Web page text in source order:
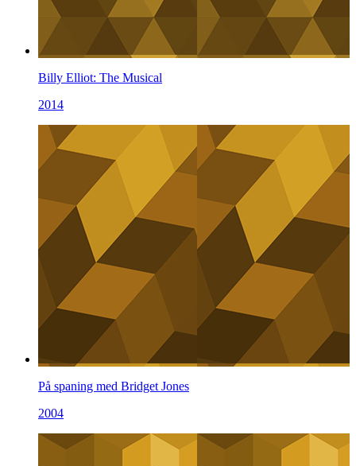
Billy Elliot: The Musical
2014
På spaning med Bridget Jones
2004